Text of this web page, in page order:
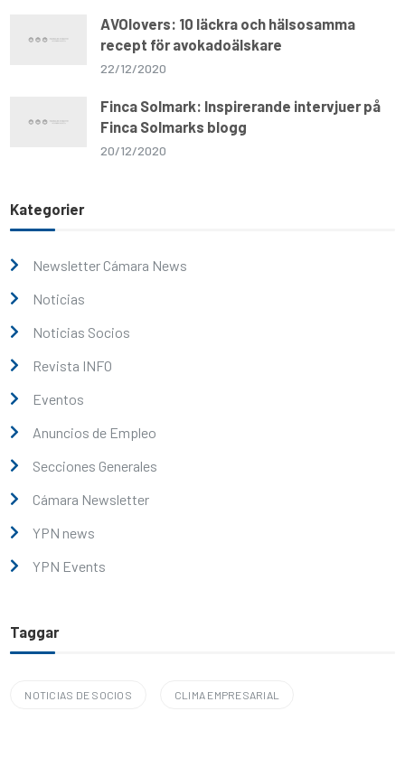
AVOlovers: 10 läckra och hälsosamma
recept för avokadoälskare
22/12/2020
Finca Solmark: Inspirerande intervjuer på
Finca Solmarks blogg
20/12/2020
Kategorier
Newsletter Cámara News
Noticias
Noticias Socios
Revista INFO
Eventos
Anuncios de Empleo
Secciones Generales
Cámara Newsletter
YPN news
YPN Events
Taggar
NOTICIAS DE SOCIOS CLIMA EMPRESARIAL